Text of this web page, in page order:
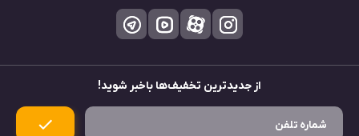
از جدید‌ترین تخفیف‌ها باخبر شوید!